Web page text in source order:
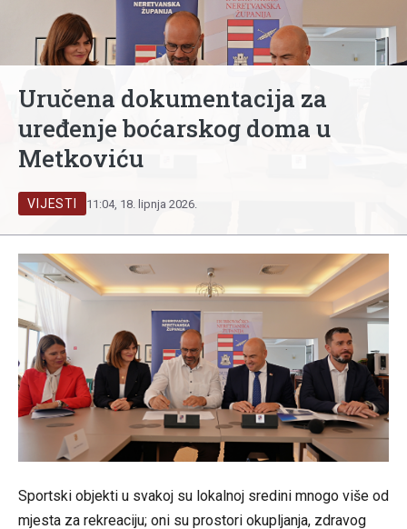
Uručena dokumentacija za
uređenje boćarskog doma u
Metkoviću
VIJESTI 11:04, 18. lipnja 2026.
Sportski objekti u svakoj su lokalnoj sredini mnogo više od
mjesta za rekreaciju; oni su prostori okupljanja, zdravog